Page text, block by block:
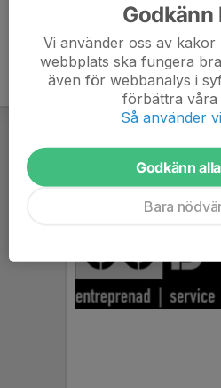
Godkänn
Vi använder oss av
webbplats ska fungera
även för webbanalys i
förbättra våra
Så använder
Godkänn
Bara